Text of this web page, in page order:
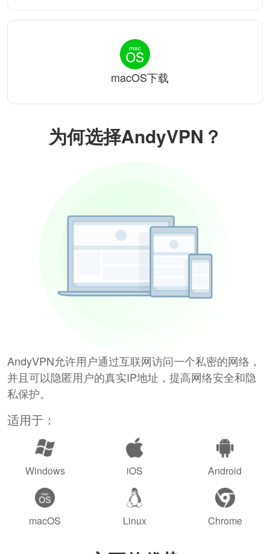
为何选择AndyVPN？
AndyVPN允许用户通过互联网访问一个私密的网络，
并且可以隐匿用户的真实IP地址，提高网络安全和隐
私保护。
适用于：
Windows iOS Android
macOS Linux Chrome
macOS下载